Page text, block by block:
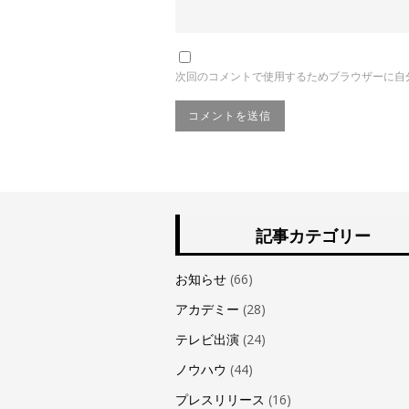
次回のコメントで使用するためブラウザーに
記事カテゴリー
お知らせ (66)
アカデミー (28)
テレビ出演 (24)
ノウハウ (44)
プレスリリース (16)